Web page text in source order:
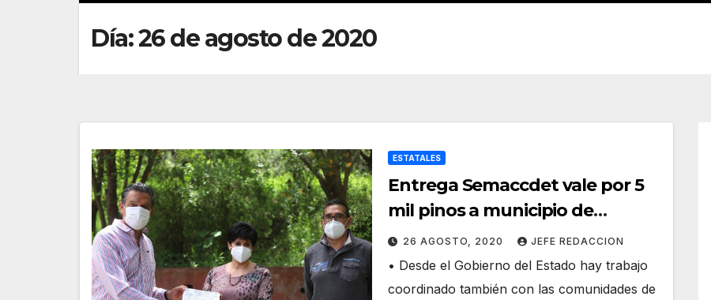
Día:26 de agosto de 2020
ESTATALES
Entrega Semaccdet vale por 5
mil pinos a municipio de
Quiroga
26 AGOSTO, 2020 JEFE REDACCION
• Desde el Gobierno del Estado hay trabajo
coordinado también con las comunidades de